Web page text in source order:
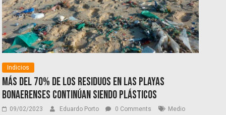
Indicios
Más del 70% de los residuos en las playas
bonaerenses continúan siendo plásticos
09/02/2023 Eduardo Porto 0 Comments
Medio